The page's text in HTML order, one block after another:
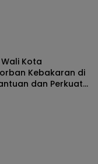
Kota
Kebakaran di
dan Perkuat